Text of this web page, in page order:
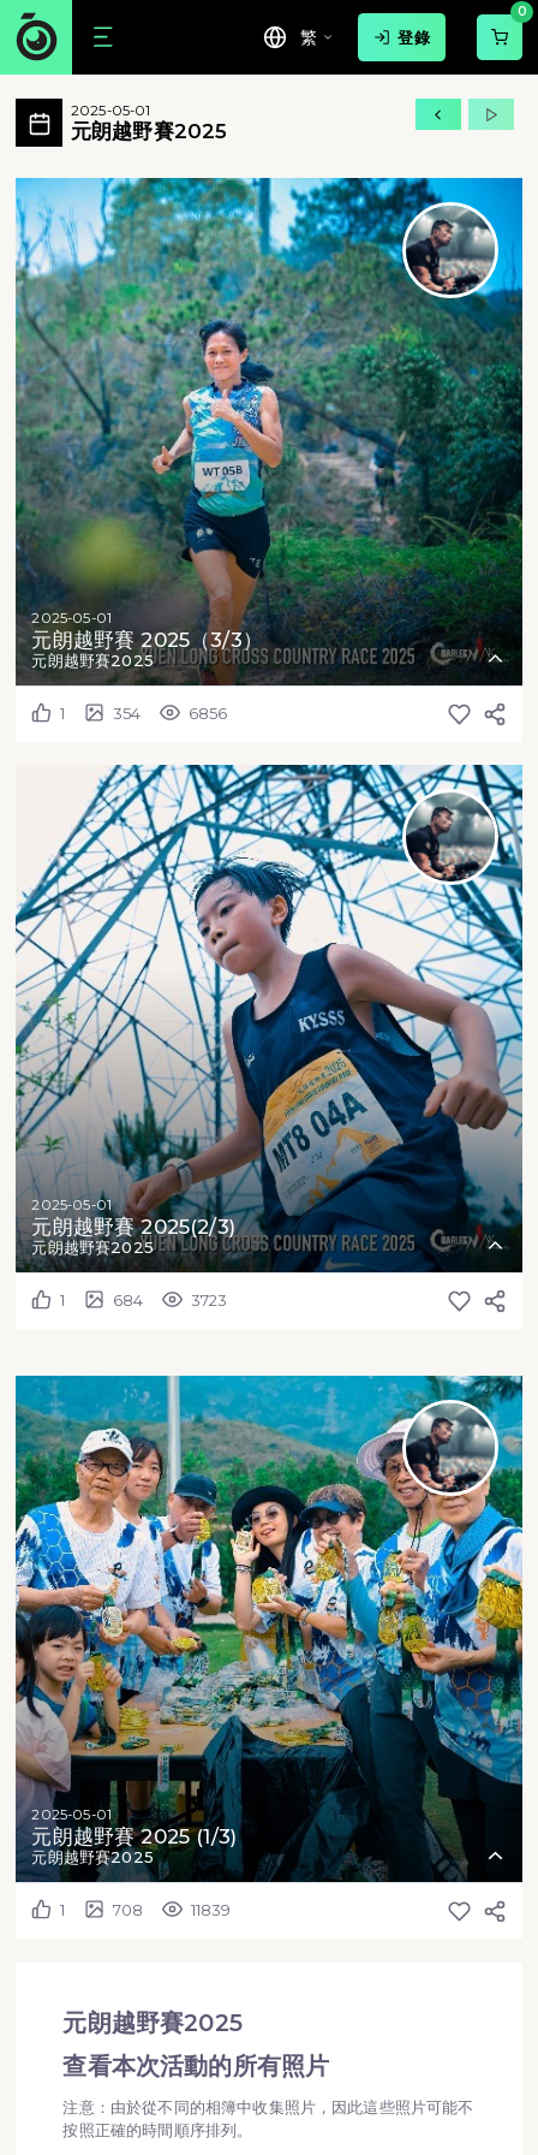
繁 登錄
0
元朗越野賽2025 活動相簿 MovePic
元朗越野賽2025 所有相片
元朗越野賽2025 - 元朗越野賽2025
2025-05-01
元朗越野賽2025
2025-05-01
元朗越野賽 2025（3/3）
元朗越野賽2025
1 354 6856
2025-05-01
元朗越野賽 2025(2/3)
元朗越野賽2025
1 684 3723
2025-05-01
元朗越野賽 2025 (1/3)
元朗越野賽2025
1 708 11839
元朗越野賽2025
查看本次活動的所有照片
注意：由於從不同的相簿中收集照片，因此這些照片可能不
按照正確的時間順序排列。